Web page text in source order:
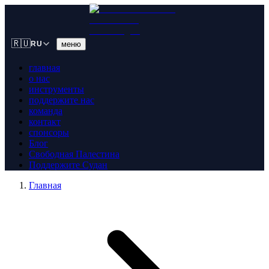
🇷🇺RU меню
главная
о нас
инструменты
поддержите нас
команда
контакт
спонсоры
Блог
Свободная Палестина
Поддержите Судан
Главная